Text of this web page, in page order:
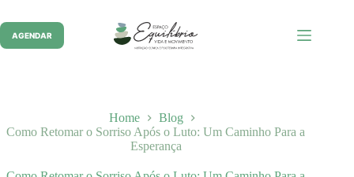
para
conteúdo
AGENDAR
Home
Blog
Como Retomar o Sorriso Após o Luto: Um Caminho Para a
Esperança